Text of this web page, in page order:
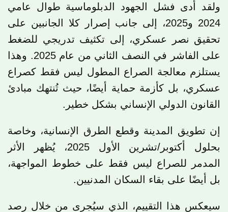
ولقد أدى فشل الجهود الدبلوماسية طوال عامي
2024 و2025، إلى جانب إصرار كلا الجانبين على
تحقيق نصر عسكري، إلى تكثيف تدريجي للضغط
على الفاشر في النصف الثاني من عام 2025. وهذا
يستلزم معالجة الصراع المطول ليس فقط كصراع
عسكري، بل كأزمة حماية أيضًا، حيث تُنتهك مبادئ
القانون الدولي الإنساني بشكل خطير.
إن تطويق المدينة وقطع الطرق الإنسانية، وخاصة
بحلول أكتوبر/تشرين الأول 2025، يُظهر الأثر
المدمر للصراع ليس فقط على خطوط المواجهة،
بل أيضًا على بقاء السكان المدنيين.
سيعكس هذا التقييم، الذي سيُجرى من خلال رصد